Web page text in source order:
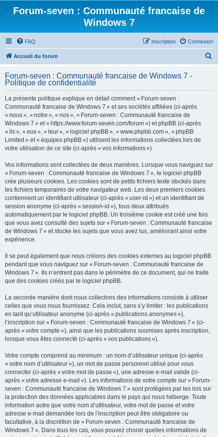
Forum-seven : Communauté francaise de
Windows 7
FAQ Connexion
Inscription
Accueil du forum
h
Forum-seven : Communauté francaise de Windows 7 -
Politique de confidentialité
La présente politique explique en détail comment « Forum-seven :
Communauté francaise de Windows 7 » et ses sociétés affiliées (ci-après
« nous », « notre », « nos », « Forum-seven : Communauté francaise de
Windows 7 » et « https://www.forum-seven.com/forum ») et phpBB (ci-après
« ils », « eux », « leur », « logiciel phpBB », « www.phpbb.com », « phpBB
Limited » et « équipes phpBB ») utilisent les informations collectées lors de
votre utilisation de ce site (ci-après « vos informations »).
Vos informations sont collectées de deux manières. Lorsque vous naviguez sur
« Forum-seven : Communauté francaise de Windows 7 », le logiciel phpBB
crée plusieurs cookies. Les cookies sont de petits fichiers texte stockés dans
les fichiers temporaires de votre navigateur web. Les deux premiers cookies
contiennent un identifiant utilisateur (ci-après « user-id ») et un identifiant de
session anonyme (ci-après « session-id »), tous deux attribués
automatiquement par le logiciel phpBB. Un troisième cookie est créé une fois
que vous avez consulté des sujets sur « Forum-seven : Communauté francaise
de Windows 7 » et stocke les sujets que vous avez lus, améliorant ainsi votre
expérience.
Il se peut également que nous créions des cookies externes au logiciel phpBB
pendant que vous naviguez sur « Forum-seven : Communauté francaise de
Windows 7 ». Ils n’entrent pas dans le périmètre de ce document, qui ne traite
que des cookies créés par le logiciel phpBB.
La seconde manière dont nous collectons des informations consiste à utiliser
celles que vous nous fournissez. Cela inclut, sans s’y limiter : les publications
en tant qu’utilisateur anonyme (ci-après « publications anonymes »),
l’inscription sur « Forum-seven : Communauté francaise de Windows 7 » (ci-
après « votre compte »), ainsi que les publications soumises après inscription,
lorsque vous êtes connecté (ci-après « vos publications »).
Votre compte comprend au minimum : un nom d’utilisateur unique (ci-après
« votre nom d’utilisateur »), un mot de passe personnel utilisé pour vous
connecter (ci-après « votre mot de passe »), une adresse e-mail valide (ci-
après « votre adresse e-mail »). Les informations de votre compte sur « Forum-
seven : Communauté francaise de Windows 7 » sont protégées par les lois sur
la protection des données applicables dans le pays qui nous héberge. Toute
information autre que votre nom d’utilisateur, votre mot de passe et votre
adresse e-mail demandée lors de l’inscription peut être obligatoire ou
facultative, à la discrétion de « Forum-seven : Communauté francaise de
Windows 7 ». Dans tous les cas, vous pouvez choisir quelles informations de